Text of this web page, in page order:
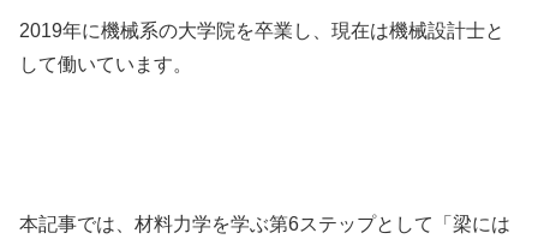
2019年に機械系の大学院を卒業し、現在は機械設計士と
して働いています。
本記事では、材料力学を学ぶ第6ステップとして「梁には